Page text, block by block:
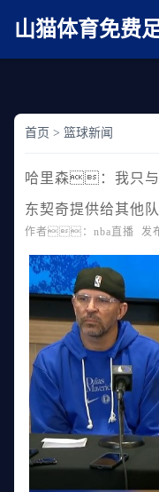
AV在线无码麻豆
山猫体育免费
首页 > 篮球新闻
哈里森：我只与
东契奇提供给其他队
作者：nba直播 发